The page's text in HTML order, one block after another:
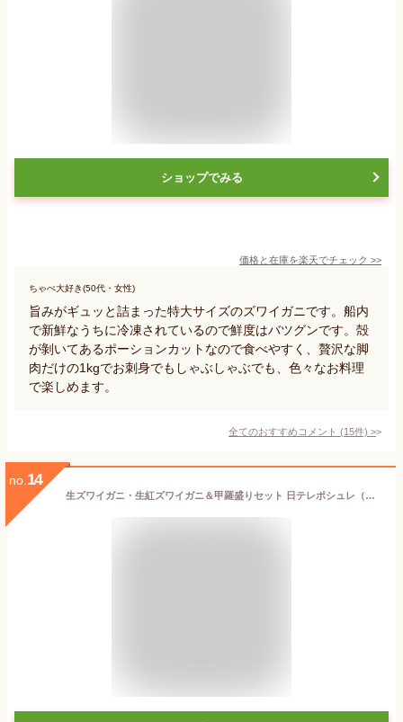
ショップでみる
価格と在庫を楽天でチェック >>
ちゃぺ大好き(50代・女性)
旨みがギュッと詰まった特大サイズのズワイガニです。船内
で新鮮なうちに冷凍されているので鮮度はバツグンです。殻
が剝いてあるポーションカットなので食べやすく、贅沢な脚
肉だけの1kgでお刺身でもしゃぶしゃぶでも、色々なお料理
で楽しめます。
全てのおすすめコメント (15件) >
no. 14
生ズワイガニ・生紅ズワイガニ＆甲羅盛りセット 日テレポシュレ（日本テレビ 通販）